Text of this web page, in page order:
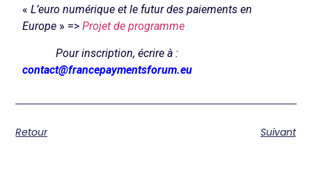
«L’euro numérique et le futur des paiements en
Europe » =>Projet de programme
Pour inscription, écrire à :
contact@francepaymentsforum.eu
Retour Suivant